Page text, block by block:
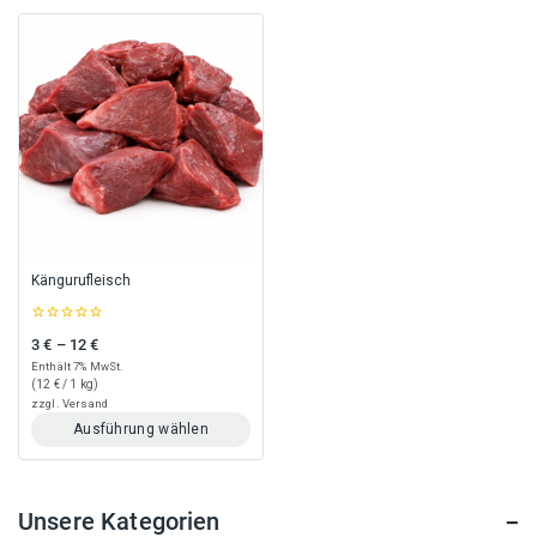
Kängurufleisch
out
of
5
3€ – 12€Preisspanne: 3 € bis 12 €
Enthält 7% MwSt.
(12 €/ 1 kg)
zzgl. Versand
Ausführung wählen
Dieses
mehrere
Unsere Kategorien